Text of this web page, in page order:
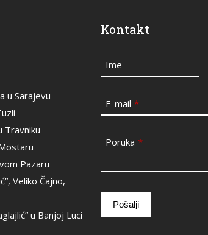
u Sarajevu
Travniku
Pazaru
Veliko Čajno,
u Banjoj Luci
Kontakt
Ime
E-mail *
Poruka *
Pošalji